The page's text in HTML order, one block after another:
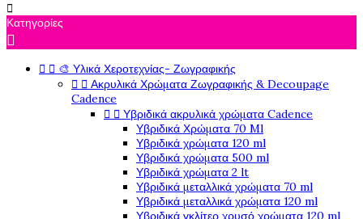

Κατηγορίες

  🎨 Υλικά Χεροτεχνίας- Ζωγραφικής
  Ακρυλικά Χρώματα Ζωγραφικής & Decoupage
Cadence
  Υβριδικά ακρυλικά χρώματα Cadence
Υβριδικά Χρώματα 70 Ml
Υβριδικά χρώματα 120 ml
Υβριδικά χρώματα 500 ml
Υβριδικά χρώματα 2 lt
Υβριδικά μεταλλικά χρώματα 70 ml
Υβριδικά μεταλλικά χρώματα 120 ml
Υβριδικά γκλίτερ χρυσό χρώματα 120 ml